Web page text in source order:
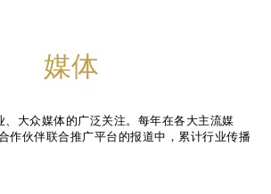
媒体
、大众媒体的广泛关注。每年在各大主流媒
作伙伴联合推广平台的报道中，累计行业传播